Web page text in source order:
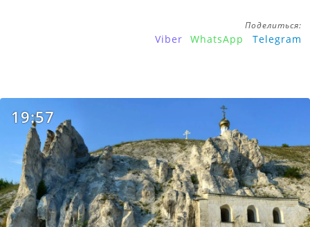
Поделиться:
Viber WhatsApp Telegram
19:57